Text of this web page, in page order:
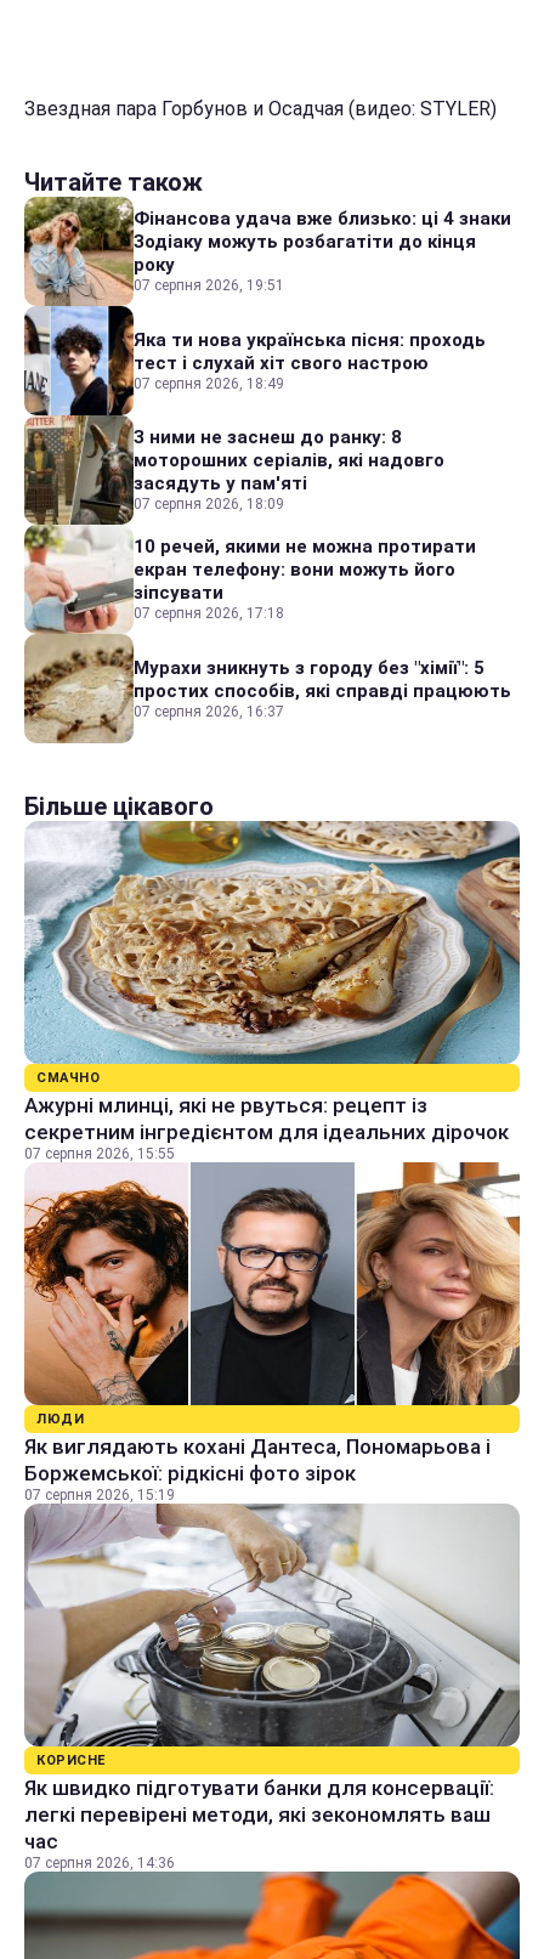
Звездная пара Горбунов и Осадчая (видео: STYLER)
Читайте також
Фінансова удача вже близько: ці 4 знаки
Зодіаку можуть розбагатіти до кінця
року
07 серпня 2026, 19:51
Яка ти нова українська пісня: проходь
тест і слухай хіт свого настрою
07 серпня 2026, 18:49
З ними не заснеш до ранку: 8
моторошних серіалів, які надовго
засядуть у пам'яті
07 серпня 2026, 18:09
10 речей, якими не можна протирати
екран телефону: вони можуть його
зіпсувати
07 серпня 2026, 17:18
Мурахи зникнуть з городу без "хімії": 5
простих способів, які справді працюють
07 серпня 2026, 16:37
Більше цікавого
СМАЧНО
Ажурні млинці, які не рвуться: рецепт із
секретним інгредієнтом для ідеальних дірочок
07 серпня 2026, 15:55
ЛЮДИ
Як виглядають кохані Дантеса, Пономарьова і
Боржемської: рідкісні фото зірок
07 серпня 2026, 15:19
КОРИСНЕ
Як швидко підготувати банки для консервації:
легкі перевірені методи, які зекономлять ваш
час
07 серпня 2026, 14:36